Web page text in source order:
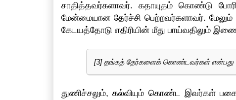
சாதித்தவர்களாவர். கதாயுதம் கொண்டு
மேன்மையான தேர்ச்சி பெற்றவர்களாவர்.
கேடயத்தோடு எதிரியின் மீது பாய்வதிலும்
[3] தங்கத் தேர்களைக் கொண்டவர்கள் என்பது
துணிச்சலும், கல்வியும் கொண்ட இவர்கள்